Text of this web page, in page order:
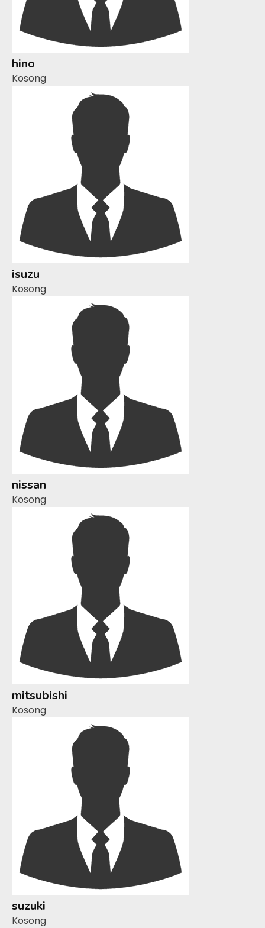
hino
Kosong
isuzu
Kosong
nissan
Kosong
mitsubishi
Kosong
suzuki
Kosong